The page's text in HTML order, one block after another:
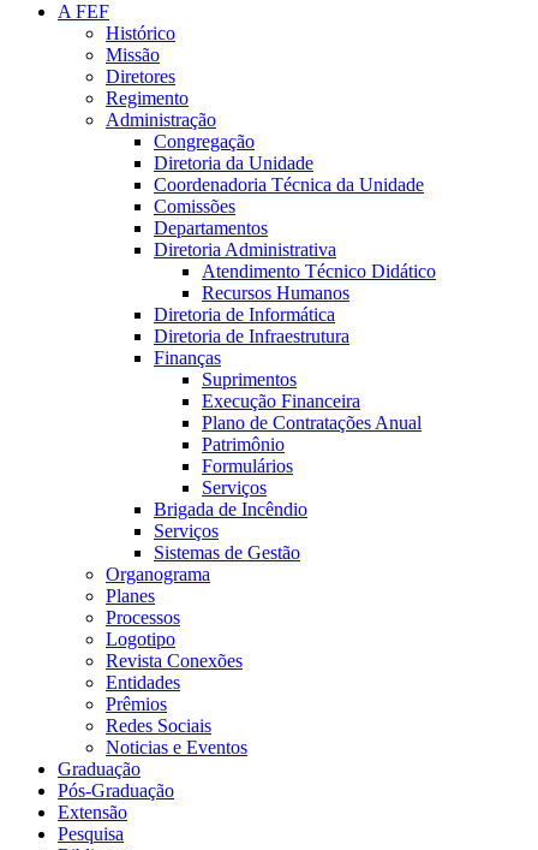
A FEF
Histórico
Missão
Diretores
Regimento
Administração
Congregação
Diretoria da Unidade
Coordenadoria Técnica da Unidade
Comissões
Departamentos
Diretoria Administrativa
Atendimento Técnico Didático
Recursos Humanos
Diretoria de Informática
Diretoria de Infraestrutura
Finanças
Suprimentos
Execução Financeira
Plano de Contratações Anual
Patrimônio
Formulários
Serviços
Brigada de Incêndio
Serviços
Sistemas de Gestão
Organograma
Planes
Processos
Logotipo
Revista Conexões
Entidades
Prêmios
Redes Sociais
Noticias e Eventos
Graduação
Pós-Graduação
Extensão
Pesquisa